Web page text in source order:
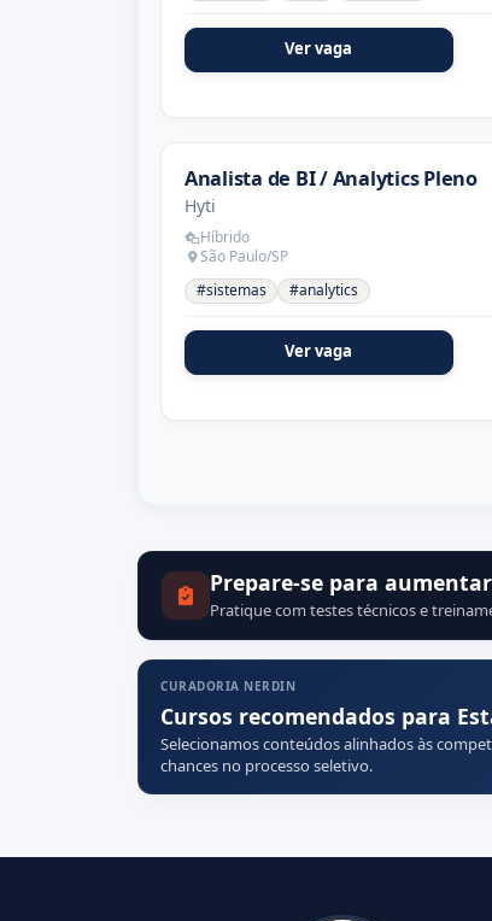
Ver vaga
Analista de BI / Analytics Pleno
Hyti
Híbrido
São Paulo/SP
#sistemas
#analytics
Ver vaga
Prepare-se para
Pratique com testes técnicos e
CURADORIA NERDIN
Cursos recomendados para
Selecionamos conteúdos alinhados às
chances no processo seletivo.